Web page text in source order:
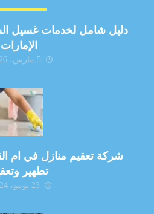
دليل شامل لخدمات غسيل
الإمارات
5 مارس، 2026
تطهير
23 يونيو، 2024